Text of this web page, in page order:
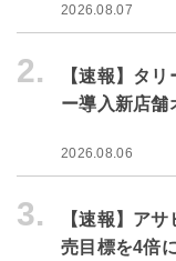
2026.08.07
2.
【速報】タ
ー導入新店舗
2026.08.06
3.
【速報】ア
売目標を4倍